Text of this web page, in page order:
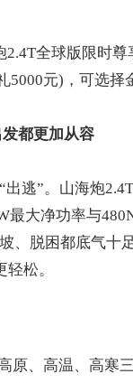
全球版限时
元)，可选择
发都更加从容
逃”。山海炮
大净功率与
、脱困都底气十
松。
原、高温、高寒